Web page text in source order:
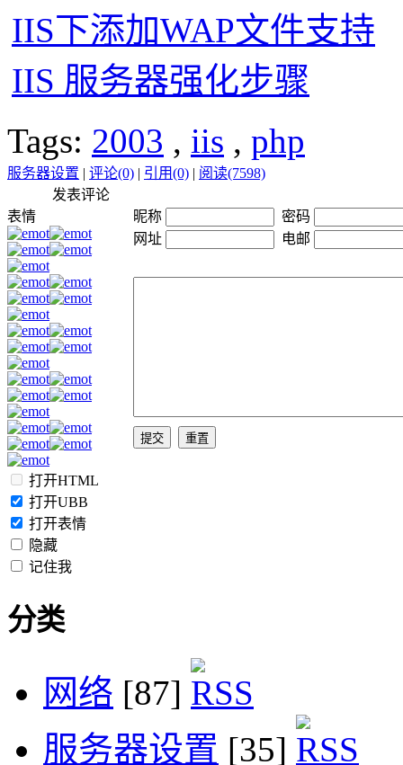
IIS下添加WAP文件支持
IIS 服务器强化步骤
Tags: 2003 , iis , php
服务器设置 | 评论(0) | 引用(0) | 阅读(7598)
发表评论
表情
打开HTML
打开UBB
打开表情
隐藏
记住我
昵称
密码
网址
电邮
分类
网络 [87]
服务器设置 [35]